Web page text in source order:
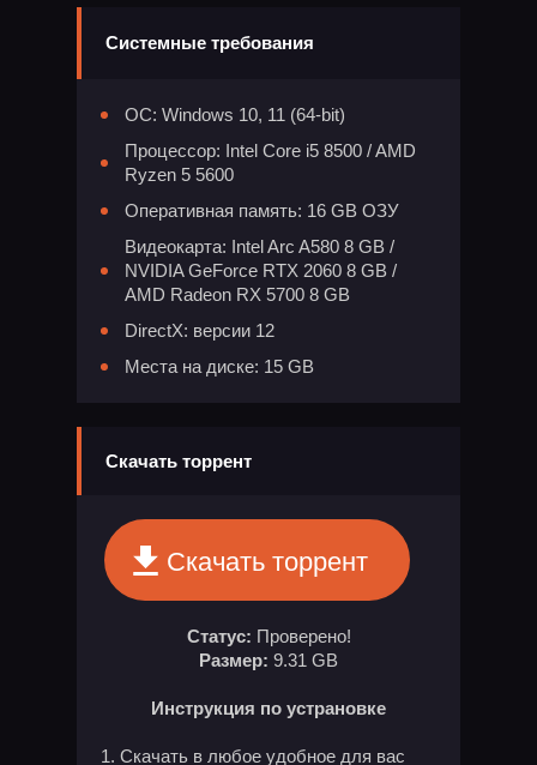
Системные требования
ОС: Windows 10, 11 (64-bit)
Процессор: Intel Core i5 8500 / AMD
Ryzen 5 5600
Оперативная память: 16 GB ОЗУ
Видеокарта: Intel Arc A580 8 GB /
NVIDIA GeForce RTX 2060 8 GB /
AMD Radeon RX 5700 8 GB
DirectX: версии 12
Места на диске: 15 GB
Скачать торрент
Скачать торрент
Статус: Проверено!
Размер: 9.31 GB
Инструкция по устрановке
1. Скачать в любое удобное для вас